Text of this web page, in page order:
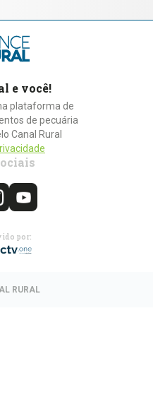
e você!
plataforma de
de pecuária
Canal Rural
por:
RURAL